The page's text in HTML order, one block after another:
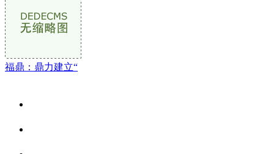
福鼎：鼎力建立“